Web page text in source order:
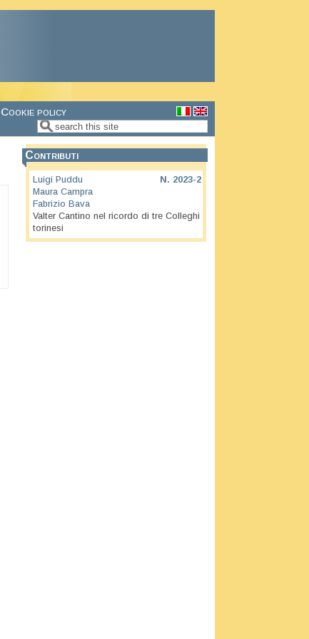
Cookie policy
Search form
Search
Contributi
N. 2023-2
Luigi Puddu
Maura Campra
Fabrizio Bava
Valter Cantino nel ricordo di tre Colleghi
torinesi